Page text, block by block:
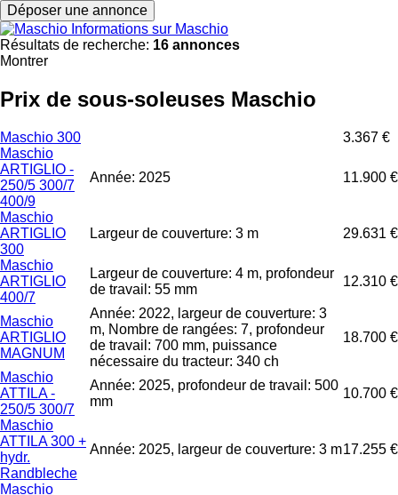
Déposer une annonce
Informations sur Maschio
Résultats de recherche: 16 annonces
Montrer
Prix de sous-soleuses Maschio
Maschio 300
3.367 €
Maschio
ARTIGLIO -
250/5 300/7
400/9
Année: 2025 11.900 €
Maschio
ARTIGLIO
300
Largeur de couverture: 3 m 29.631 €
Maschio
ARTIGLIO
400/7
Largeur de couverture: 4 m, profondeur
de travail: 55 mm
12.310 €
Maschio
ARTIGLIO
MAGNUM
Année: 2022, largeur de couverture: 3
m, Nombre de rangées: 7, profondeur
de travail: 700 mm, puissance
nécessaire du tracteur: 340 ch
18.700 €
Maschio
ATTILA -
250/5 300/7
Année: 2025, profondeur de travail: 500
mm
10.700 €
Maschio
ATTILA 300 +
hydr.
Randbleche
Année: 2025, largeur de couverture: 3 m17.255 €
Maschio